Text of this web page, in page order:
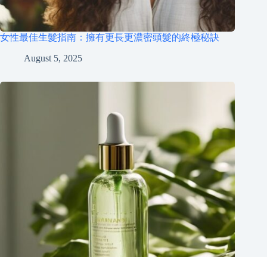
女性最佳生髮指南：擁有更長更濃密頭髮的終極秘訣
August 5, 2025